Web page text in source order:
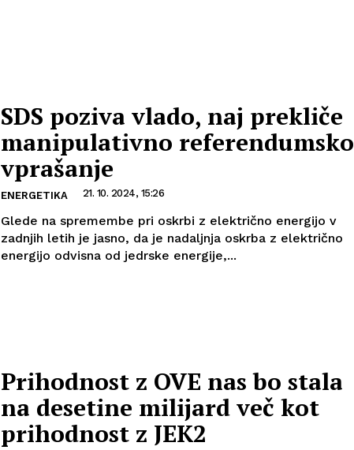
SDS poziva vlado, naj prekliče
manipulativno referendumsko
vprašanje
ENERGETIKA 21. 10. 2024, 15:26
Glede na spremembe pri oskrbi z električno energijo v
zadnjih letih je jasno, da je nadaljnja oskrba z električno
energijo odvisna od jedrske energije,...
Prihodnost z OVE nas bo stala
na desetine milijard več kot
prihodnost z JEK2